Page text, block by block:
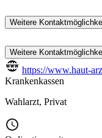
Weitere
Weitere
https://www.haut-
Krankenkassen
Wahlarzt, Privat